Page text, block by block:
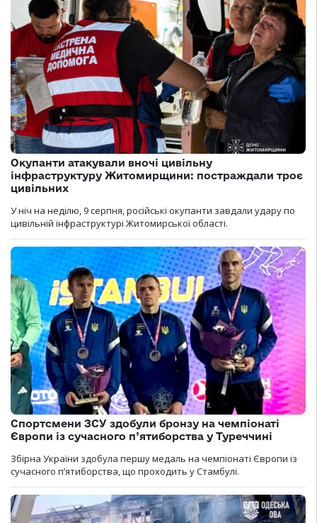
Окупанти атакували вночі цивільну
інфраструктуру Житомирщини: постраждали троє
цивільних
У ніч на неділю, 9 серпня, російські окупанти завдали удару по
цивільній інфраструктурі Житомирської області.
Спортсмени ЗСУ здобули бронзу на чемпіонаті
Європи із сучасного п’ятиборства у Туреччині
Збірна України здобула першу медаль на чемпіонаті Європи із
сучасного п’ятиборства, що проходить у Стамбулі.